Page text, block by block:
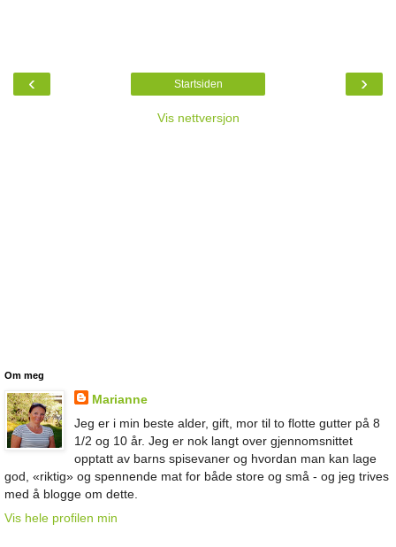
‹ ›
Startsiden
Vis nettversjon
Om meg
Marianne
Jeg er i min beste alder, gift, mor til to flotte gutter på 8
1/2 og 10 år. Jeg er nok langt over gjennomsnittet
opptatt av barns spisevaner og hvordan man kan lage
god, «riktig» og spennende mat for både store og små - og jeg trives
med å blogge om dette.
Vis hele profilen min